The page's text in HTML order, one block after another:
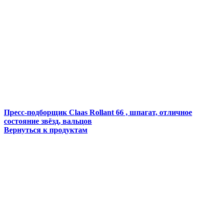
Пресс-подборщик Claas Rollant 66 , шпагат, отличное
состояние звёзд, вальцов
Вернуться к продуктам